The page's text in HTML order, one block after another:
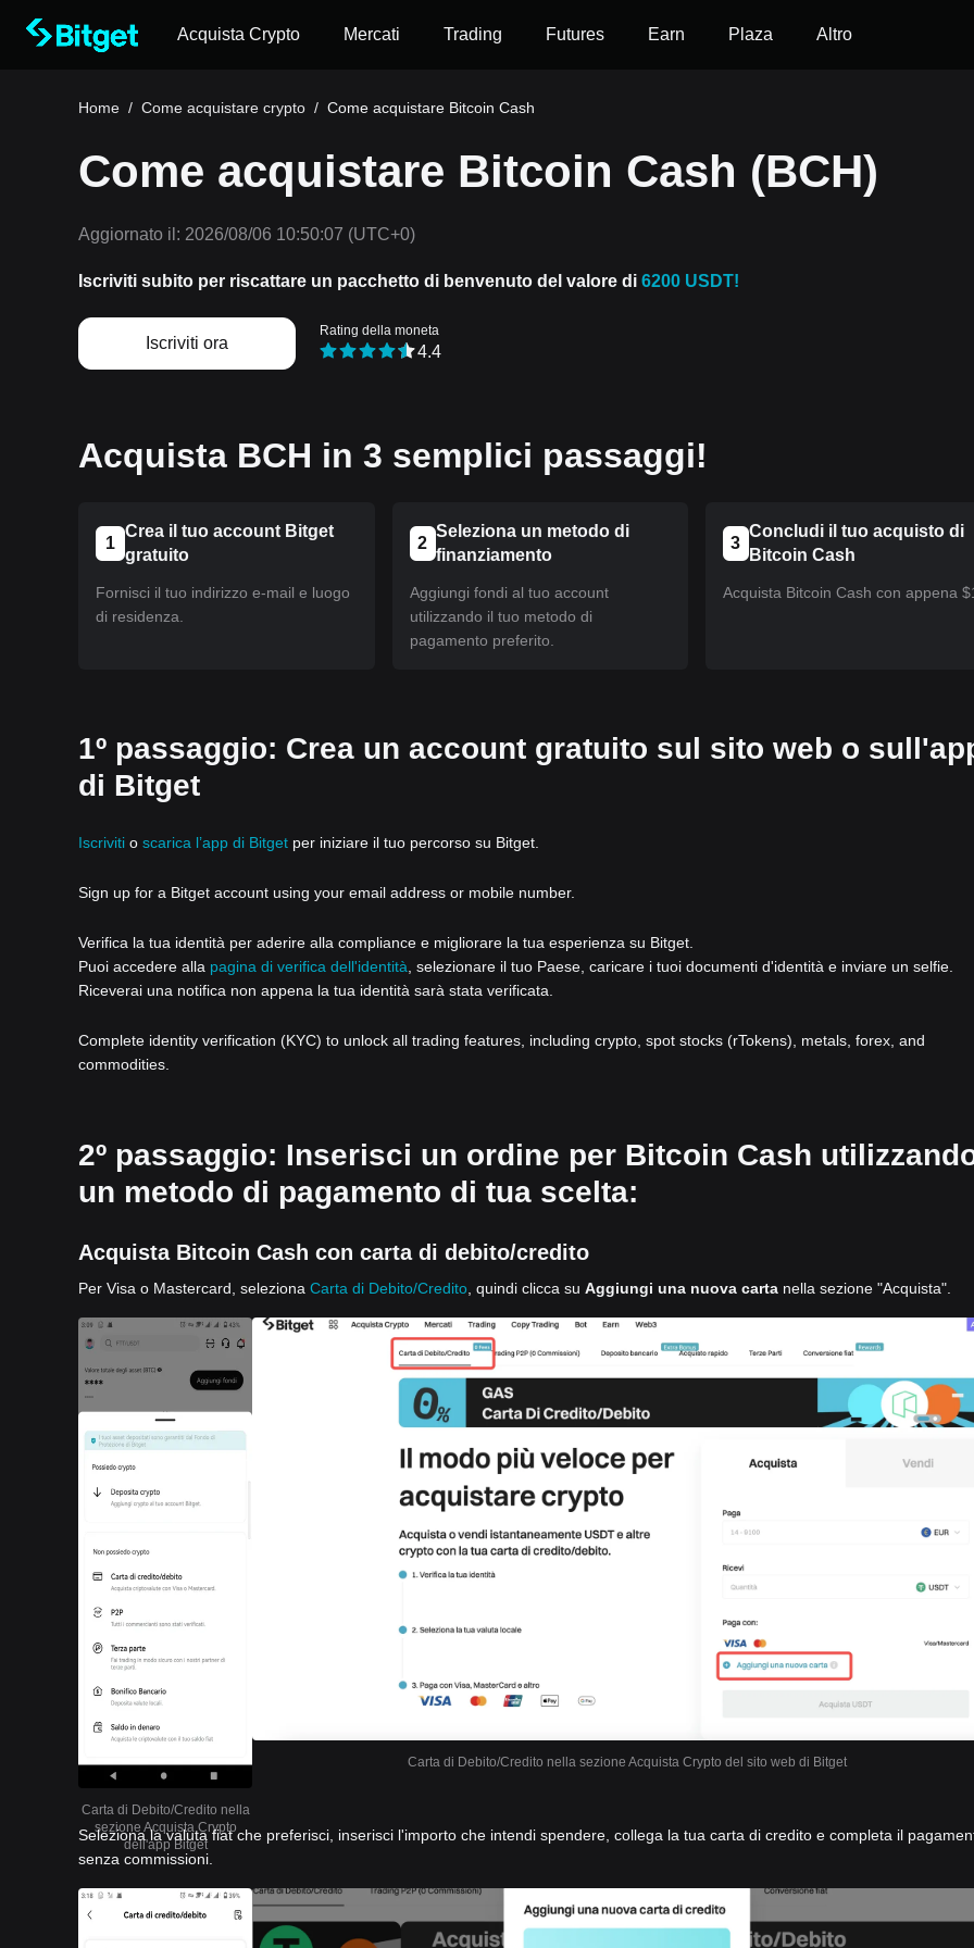
Acquista Crypto Mercati Trading Futures Earn Plaza Altro
Home / Come acquistare crypto / Come acquistare Bitcoin Cash
Come acquistare Bitcoin Cash (BCH)
Aggiornato il: 2026/08/06 10:50:07 (UTC+0)
Iscriviti subito per riscattare un pacchetto di benvenuto del valore di 6200 USDT!
Iscriviti ora
Rating della moneta
4.4
Acquista BCH in 3 semplici passaggi!
1
Crea il tuo account Bitget
gratuito
Fornisci il tuo indirizzo e-mail e luogo
di residenza.
2
Seleziona un metodo di
finanziamento
Aggiungi fondi al tuo account
utilizzando il tuo metodo di
pagamento preferito.
3
Concludi il tuo acquisto di
Bitcoin Cash
Acquista Bitcoin Cash con appena
1º passaggio: Crea un account gratuito sul sito web o
di Bitget
Iscriviti o scarica l’app di Bitget per iniziare il tuo percorso su Bitget.
Sign up for a Bitget account using your email address or mobile number.
Verifica la tua identità per aderire alla compliance e migliorare la tua esperienza su Bitget.
Puoi accedere alla pagina di verifica dell'identità , selezionare il tuo Paese, caricare i tuoi documenti d'identità e inviare un selfie.
Riceverai una notifica non appena la tua identità sarà stata verificata.
Complete identity verification (KYC) to unlock all trading features, including crypto, spot stocks (rTokens), metals, forex, and
commodities.
2º passaggio: Inserisci un ordine per Bitcoin Cash
un metodo di pagamento di tua scelta:
Acquista Bitcoin Cash con carta di debito/credito
Per Visa o Mastercard, seleziona Carta di Debito/Credito , quindi clicca su Aggiungi una nuova carta nella sezione "Acquista".
Carta di Debito/Credito nella
sezione Acquista Crypto
dell'app Bitget
Carta di Debito/Credito nella sezione Acquista Crypto del sito web di Bitget
Seleziona la valuta fiat che preferisci, inserisci l'importo che intendi spendere, collega la tua carta di credito e completa il
senza commissioni.